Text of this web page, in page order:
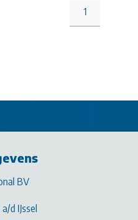
1
BV
d IJssel